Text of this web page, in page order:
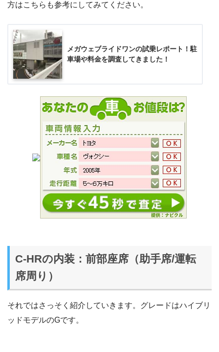
方はこちらも参考にしてみてください。
メガウェブライドワンの試乗レポート！駐
車場や料金を調査してきました！
C-HRの内装：前部座席（助手席/運転
席周り）
それではさっそく紹介していきます。グレードはハイブリ
ッドモデルのGです。